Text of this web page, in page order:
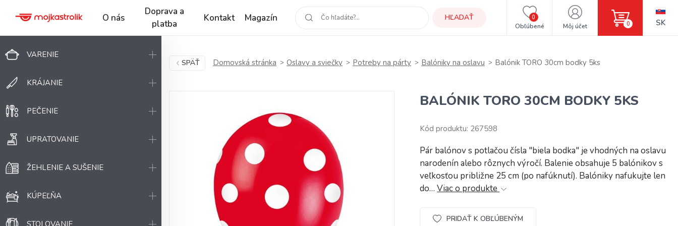
O nás
Doprava a
platba
Kontakt Magazín HĽADAŤ
Obľúbené
0
Môj účet 0 SK
VARENIE
KRÁJANIE
PEČENIE
UPRATOVANIE
ŽEHLENIE A SUŠENIE
KÚPEĽŇA
STOLOVANIE
SPÄŤ Domovská stránka Oslavy a sviečky Potreby na párty Balóniky na oslavu Balónik TORO 30cm bodky 5ks
BALÓNIK TORO 30CM BODKY 5KS
Kód produktu: 267598
Pár balónov s potlačou čísla "biela bodka" je vhodných na oslavu
narodenín alebo rôznych výročí. Balenie obsahuje 5 balónikov s
veľkosťou približne 25 cm (po nafúknutí). Balóniky nafukujte len
do…Viac o produkte
PRIDAŤ K OBĽÚBENÝM